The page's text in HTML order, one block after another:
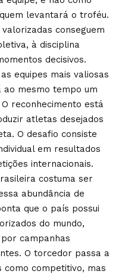
levantará o troféu.
conseguem
à disciplina
decisivos.
equipes mais valiosas
ao mesmo tempo um
reconhecimento está
atletas desejados
O desafio consiste
em resultados
internacionais.
costuma ser
abundância de
que o país possui
do mundo,
campanhas
O torcedor passa a
competitivo, mas